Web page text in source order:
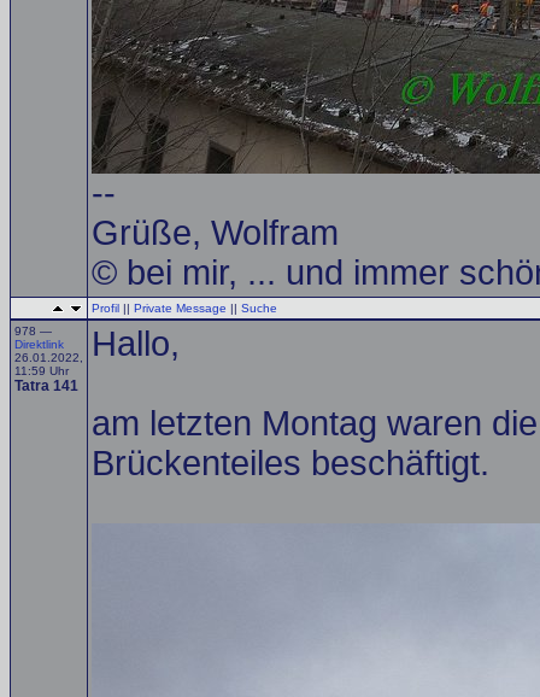
--
Grüße, Wolfram
© bei mir, ... und immer
Profil || Private Message || Suche
978 —
Direktlink
26.01.2022,
11:59 Uhr
Tatra 141
Hallo,
am letzten Montag waren
Brückenteiles beschäftigt.